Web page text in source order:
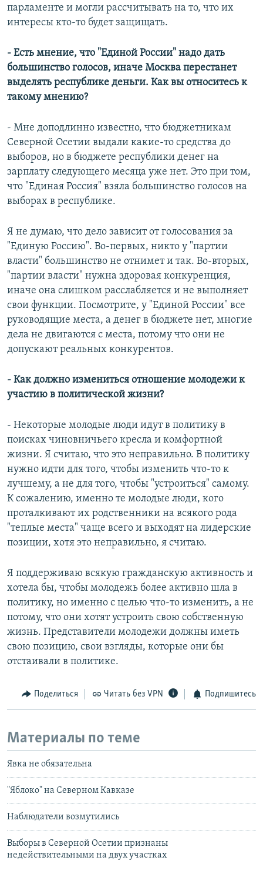
парламенте и могли рассчитывать на то, что их
интересы кто-то будет защищать.
- Есть мнение, что "Единой России" надо дать
большинство голосов, иначе Москва перестанет
выделять республике деньги. Как вы относитесь к
такому мнению?
- Мне доподлинно известно, что бюджетникам
Северной Осетии выдали какие-то средства до
выборов, но в бюджете республики денег на
зарплату следующего месяца уже нет. Это при том,
что "Единая Россия" взяла большинство голосов на
выборах в республике.
Я не думаю, что дело зависит от голосования за
"Единую Россию". Во-первых, никто у "партии
власти" большинство не отнимет и так. Во-вторых,
"партии власти" нужна здоровая конкуренция,
иначе она слишком расслабляется и не выполняет
свои функции. Посмотрите, у "Единой России" все
руководящие места, а денег в бюджете нет, многие
дела не двигаются с места, потому что они не
допускают реальных конкурентов.
- Как должно измениться отношение молодежи к
участию в политической жизни?
- Некоторые молодые люди идут в политику в
поисках чиновничьего кресла и комфортной
жизни. Я считаю, что это неправильно. В политику
нужно идти для того, чтобы изменить что-то к
лучшему, а не для того, чтобы "устроиться" самому.
К сожалению, именно те молодые люди, кого
проталкивают их родственники на всякого рода
"теплые места" чаще всего и выходят на лидерские
позиции, хотя это неправильно, я считаю.
Я поддерживаю всякую гражданскую активность и
хотела бы, чтобы молодежь более активно шла в
политику, но именно с целью что-то изменить, а не
потому, что они хотят устроить свою собственную
жизнь. Представители молодежи должны иметь
свою позицию, свои взгляды, которые они бы
отстаивали в политике.
Поделиться Читать без VPN Подпишитесь
Материалы по теме
Явка не обязательна
"Яблоко" на Северном Кавказе
Наблюдатели возмутились
Выборы в Северной Осетии признаны
недействительными на двух участках